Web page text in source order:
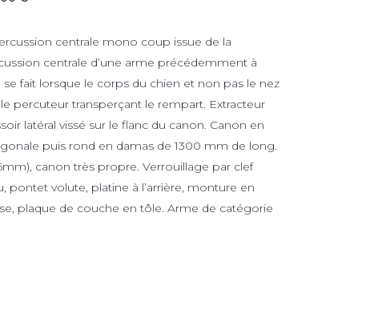
centrale mono coup issue de la
centrale d’une arme précédemment à
fait lorsque le corps du chien et non pas le nez
percuteur transperçant le rempart. Extracteur
latéral vissé sur le flanc du canon. Canon en
puis rond en damas de 1300 mm de long.
canon très propre. Verrouillage par clef
pontet volute, platine à l’arrière, monture en
plaque de couche en tôle. Arme de catégorie